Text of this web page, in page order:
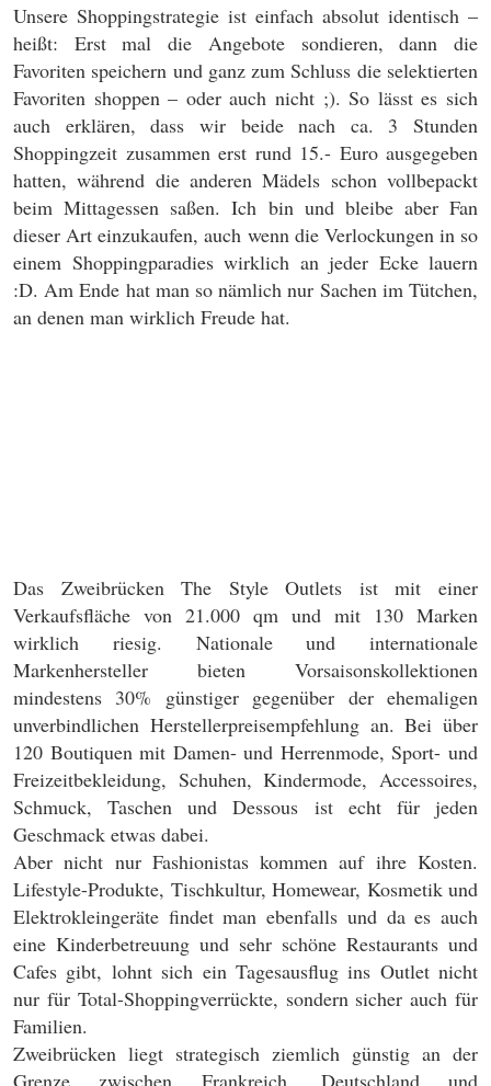
Unsere Shoppingstrategie ist einfach absolut identisch –
heißt: Erst mal die Angebote sondieren, dann die
Favoriten speichern und ganz zum Schluss die selektierten
Favoriten shoppen – oder auch nicht ;). So lässt es sich
auch erklären, dass wir beide nach ca. 3 Stunden
Shoppingzeit zusammen erst rund 15.- Euro ausgegeben
hatten, während die anderen Mädels schon vollbepackt
beim Mittagessen saßen. Ich bin und bleibe aber Fan
dieser Art einzukaufen, auch wenn die Verlockungen in so
einem Shoppingparadies wirklich an jeder Ecke lauern
:D. Am Ende hat man so nämlich nur Sachen im Tütchen,
an denen man wirklich Freude hat.
Das Zweibrücken The Style Outlets ist mit einer
Verkaufsfläche von 21.000 qm und mit 130 Marken
wirklich riesig. Nationale und internationale
Markenhersteller bieten Vorsaisonskollektionen
mindestens 30% günstiger gegenüber der ehemaligen
unverbindlichen Herstellerpreisempfehlung an. Bei über
120 Boutiquen mit Damen- und Herrenmode, Sport- und
Freizeitbekleidung, Schuhen, Kindermode, Accessoires,
Schmuck, Taschen und Dessous ist echt für jeden
Geschmack etwas dabei.
Aber nicht nur Fashionistas kommen auf ihre Kosten.
Lifestyle-Produkte, Tischkultur, Homewear, Kosmetik und
Elektrokleingeräte findet man ebenfalls und da es auch
eine Kinderbetreuung und sehr schöne Restaurants und
Cafes gibt, lohnt sich ein Tagesausflug ins Outlet nicht
nur für Total-Shoppingverrückte, sondern sicher auch für
Familien.
Zweibrücken liegt strategisch ziemlich günstig an der
Grenze zwischen Frankreich, Deutschland und